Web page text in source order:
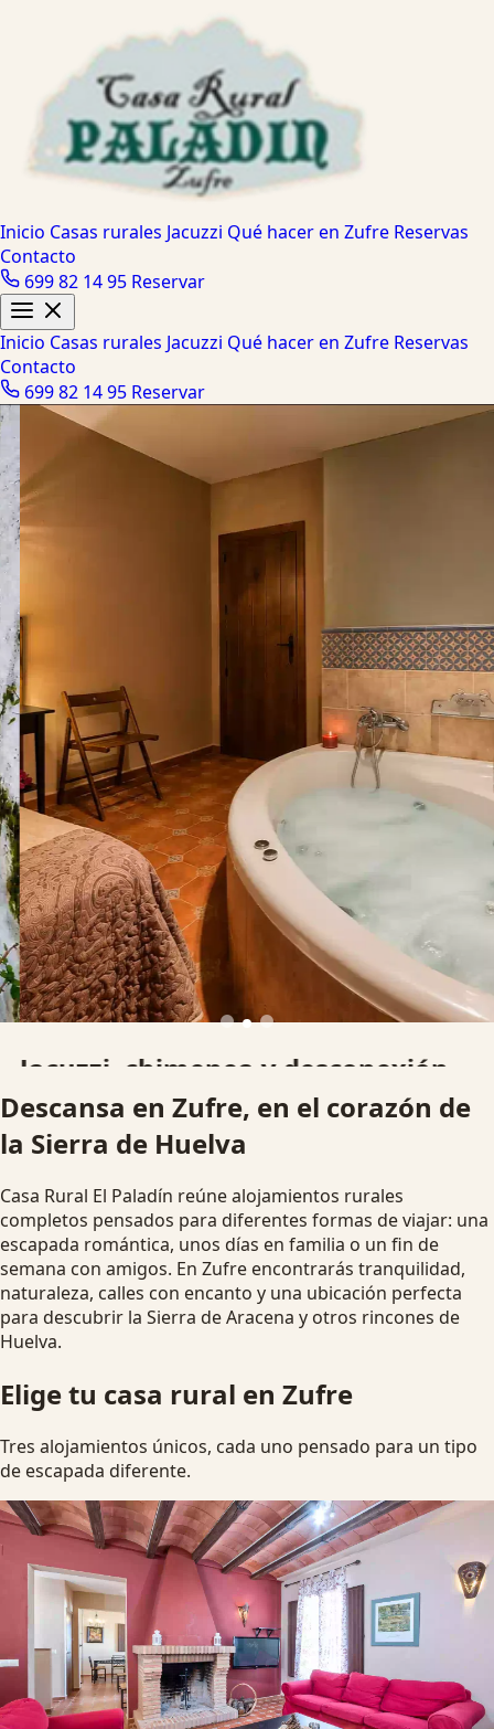
Inicio Casas rurales Jacuzzi Qué hacer en Zufre Reservas
Contacto
699 82 14 95 Reservar
Inicio Casas rurales Jacuzzi Qué hacer en Zufre Reservas
Contacto
699 82 14 95 Reservar
Jacuzzi, chimenea y desconexión
Alojamientos pensados para parejas, familias y grupos que
buscan una escapada rural diferente.
Ver disponibilidadEscapada romántica
Descansa en Zufre, en el corazón de
la Sierra de Huelva
Casa Rural El Paladín reúne alojamientos rurales
completos pensados para diferentes formas de viajar: una
escapada romántica, unos días en familia o un fin de
semana con amigos. En Zufre encontrarás tranquilidad,
naturaleza, calles con encanto y una ubicación perfecta
para descubrir la Sierra de Aracena y otros rincones de
Huelva.
Elige tu casa rural en Zufre
Tres alojamientos únicos, cada uno pensado para un tipo
de escapada diferente.